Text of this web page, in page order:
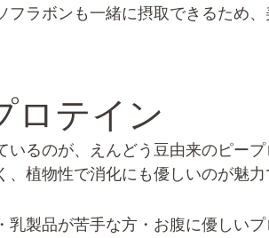
フラボンも一緒に摂取できるため
テイン
いるのが、えんどう豆由来のピープ
、植物性で消化にも優しいのが魅力
乳製品が苦手な方・お腹に優しい